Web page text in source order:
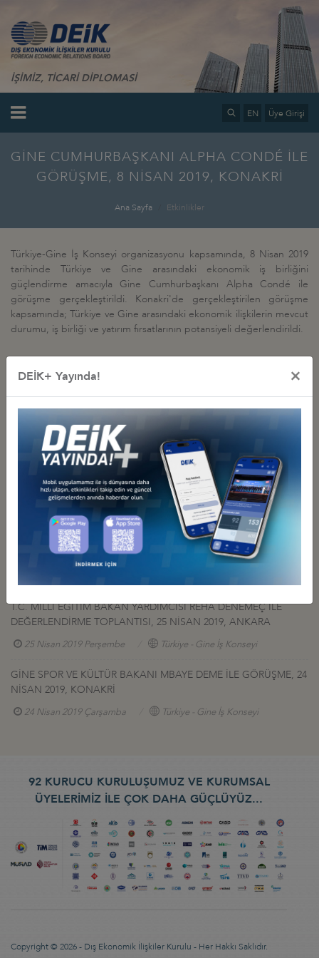
İŞİMİZ, TİCARİ DİPLOMASİ
EN Üye Girişi
GİNE CUMHURBAŞKANI ALPHA CONDÉ İLE
GÖRÜŞME, 8 NİSAN 2019, KONAKRİ
Ana Sayfa Etkinlikler
Türkiye-Gine İş Konseyi organizasyonu kapsamında, 8 Nisan 2019
tarihinde Türkiye ve Gine arasındaki ekonomik iş birliğini
güçlendirme amacıyla Gine Cumhurbaşkanı Alpha Condé ile
görüşme gerçekleştirildi. Konakri'de gerçekleştirilen görüşme
kapsamında; Türkiye ve Gine arasındaki ekonomik ilişkilerin mevcut
durumu, iş birliği ve yatırım fırsatlarının potansiyeli değerlendirildi.
GİNE SPOR BAKANI İLE HYBRİD TOPLANTI
04 Aralık 2020 Cuma Türkiye - Gine İş Konseyi
TÜRKİYE-GİNE INTERCONNECTED BUSİNESS TOPLANTISI
18 Ağustos 2020 Salı Türkiye - Gine İş Konseyi
GİNE CUMHURBAŞKANI’NIN TÜRKİYE-GİNE İŞ KONSEYİ İLE
GERÇEKLEŞTİRDİĞİ TOPLANTI, 3 MAYIS 2019, İSTANBUL
T.C. MİLLİ EĞİTİM BAKAN YARDIMCISI REHA DENEMEÇ İLE
DEĞERLENDİRME TOPLANTISI, 25 NİSAN 2019, ANKARA
25 Nisan 2019 Perşembe Türkiye - Gine İş Konseyi
GİNE SPOR VE KÜLTÜR BAKANI MBAYE DEME İLE GÖRÜŞME, 24
NİSAN 2019, KONAKRİ
24 Nisan 2019 Çarşamba Türkiye - Gine İş Konseyi
92 KURUCU KURULUŞUMUZ VE KURUMSAL
ÜYELERİMİZ İLE ÇOK DAHA GÜÇLÜYÜZ...
Copyright © 2026 - Dış Ekonomik İlişkiler Kurulu - Her Hakkı Saklıdır.
DEİK+ Yayında! ×